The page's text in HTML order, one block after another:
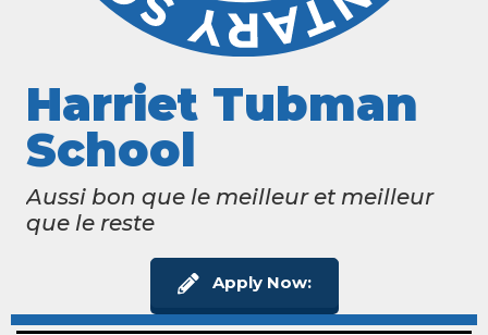
Harriet Tubman
School
Aussi bon que le meilleur et meilleur
que le reste
Apply Now: